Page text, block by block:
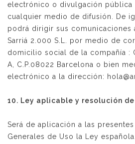
electrónico o divulgación pública
cualquier medio de difusión. De
podrá dirigir sus comunicaciones
Sarriá 2.000 S.L. por medio de
domicilio social de la compañía :
A, C.P.08022 Barcelona o bien
electrónico a la dirección:
10. Ley aplicable y resolución
Será de aplicación a las
Generales de Uso la Ley